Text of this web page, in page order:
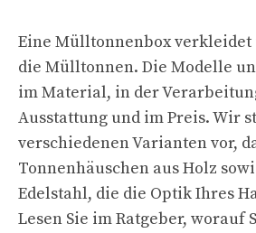
Eine Mülltonnenbox
die Mülltonnen. Die Modelle
im Material, in der
Ausstattung und im Preis. Wir
verschiedenen Varianten vor,
Tonnenhäuschen aus Holz
Edelstahl, die die Optik Ihres
Lesen Sie im Ratgeber, worauf